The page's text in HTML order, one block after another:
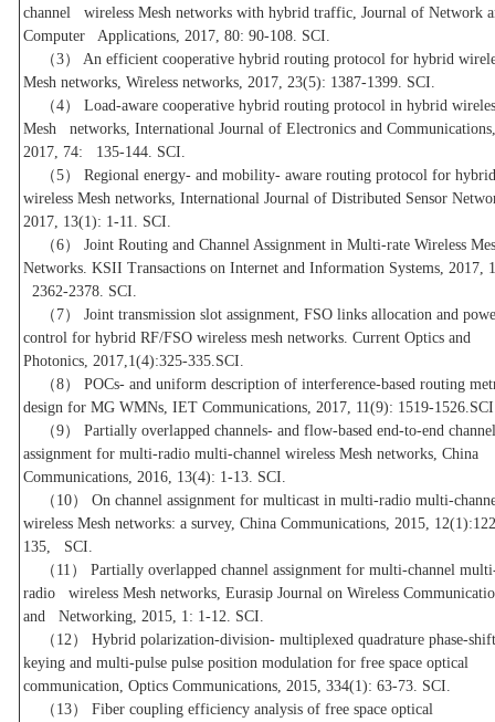
channel wireless Mesh networks with hybrid traffic, Journal of Network
Computer Applications, 2017, 80: 90-108. SCI.
（3） An efficient cooperative hybrid routing protocol for hybrid
Mesh networks, Wireless networks, 2017, 23(5): 1387-1399. SCI.
（4） Load-aware cooperative hybrid routing protocol in hybrid
Mesh networks, International Journal of Electronics and Communications,
2017, 74: 135-144. SCI.
（5） Regional energy- and mobility- aware routing protocol for
wireless Mesh networks, International Journal of Distributed Sensor
2017, 13(1): 1-11. SCI.
（6） Joint Routing and Channel Assignment in Multi-rate Wireless
Networks. KSII Transactions on Internet and Information Systems, 2017,
2362-2378. SCI.
（7） Joint transmission slot assignment, FSO links allocation and
control for hybrid RF/FSO wireless mesh networks. Current Optics and
Photonics, 2017,1(4):325-335.SCI.
（8） POCs- and uniform description of interference-based routing
design for MG WMNs, IET Communications, 2017, 11(9): 1519-
（9） Partially overlapped channels- and flow-based end-to-end
assignment for multi-radio multi-channel wireless Mesh networks, China
Communications, 2016, 13(4): 1-13. SCI.
（10） On channel assignment for multicast in multi-radio multi-
wireless Mesh networks: a survey, China Communications, 2015,
135, SCI.
（11） Partially overlapped channel assignment for multi-channel
radio wireless Mesh networks, Eurasip Journal on Wireless
and Networking, 2015, 1: 1-12. SCI.
（12） Hybrid polarization-division- multiplexed quadrature phase-
keying and multi-pulse pulse position modulation for free space optical
communication, Optics Communications, 2015, 334(1): 63-73. SCI.
（13） Fiber coupling efficiency analysis of free space optical